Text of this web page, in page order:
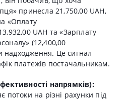
принесла 21,750,00 UAH,
«Оплату
UAН та «Зарплату
(12,400,00
Це сигнал
платежів постачальникам.
напрямків):
потоки на різні рахунки під